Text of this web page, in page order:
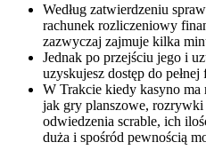
Według zatwierdzeniu
rachunek rozliczeniowy
zazwyczaj zajmuje kilka
Jednak po przejściu jego i
uzyskujesz dostęp do
W Trakcie kiedy kasyno
jak gry planszowe,
odwiedzenia scrable, ich
duża i spośród pewnością